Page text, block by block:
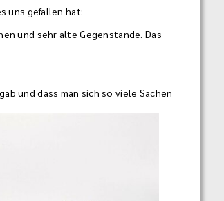
uns gefallen hat:
und sehr alte Gegenstände. Das
und dass man sich so viele Sachen